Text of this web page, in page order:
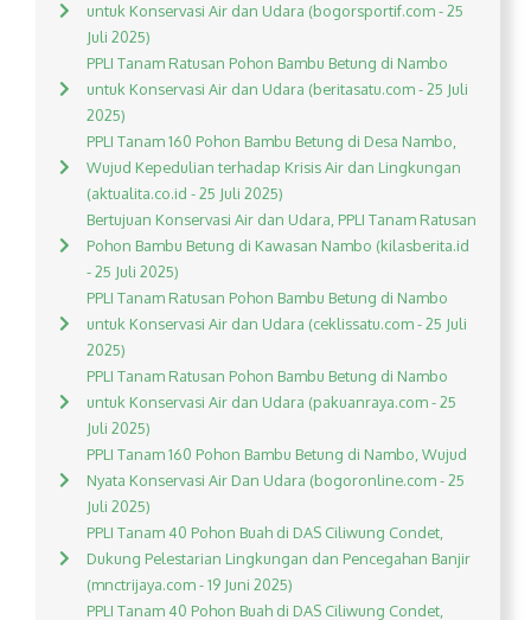
untuk Konservasi Air dan Udara (bogorsportif.com - 25
Juli 2025)
PPLI Tanam Ratusan Pohon Bambu Betung di Nambo
untuk Konservasi Air dan Udara (beritasatu.com - 25 Juli
2025)
PPLI Tanam 160 Pohon Bambu Betung di Desa Nambo,
Wujud Kepedulian terhadap Krisis Air dan Lingkungan
(aktualita.co.id - 25 Juli 2025)
Bertujuan Konservasi Air dan Udara, PPLI Tanam Ratusan
Pohon Bambu Betung di Kawasan Nambo (kilasberita.id
- 25 Juli 2025)
PPLI Tanam Ratusan Pohon Bambu Betung di Nambo
untuk Konservasi Air dan Udara (ceklissatu.com - 25 Juli
2025)
PPLI Tanam Ratusan Pohon Bambu Betung di Nambo
untuk Konservasi Air dan Udara (pakuanraya.com - 25
Juli 2025)
PPLI Tanam 160 Pohon Bambu Betung di Nambo, Wujud
Nyata Konservasi Air Dan Udara (bogoronline.com - 25
Juli 2025)
PPLI Tanam 40 Pohon Buah di DAS Ciliwung Condet,
Dukung Pelestarian Lingkungan dan Pencegahan Banjir
(mnctrijaya.com - 19 Juni 2025)
PPLI Tanam 40 Pohon Buah di DAS Ciliwung Condet,